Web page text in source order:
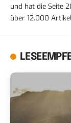
und hat die Seite
über 12.000